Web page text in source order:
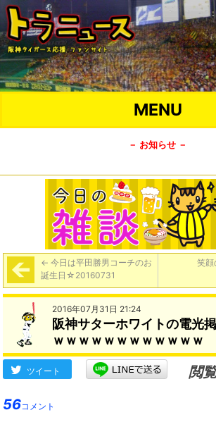
MENU
－ お知らせ －
← 今日は平田勝男コーチのお
誕生日☆20160731
笑顔
2016年07月31日 21:24
阪神サターホワイトの電光
ｗｗｗｗｗｗｗｗｗｗｗｗ
ツイート
閲
56コメント